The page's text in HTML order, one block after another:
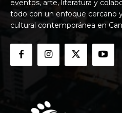
eventos, arte, literatura y
todo con un enfoque cercano
cultural contemporánea en